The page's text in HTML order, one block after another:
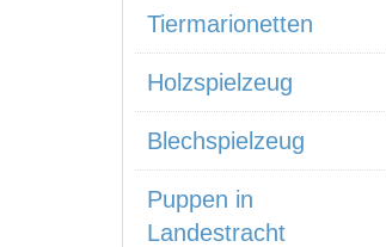
Tiermarionetten
Holzspielzeug
Blechspielzeug
Puppen in
Landestracht